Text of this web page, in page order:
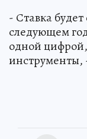
- Ставка
следующем
одной
инструменты,